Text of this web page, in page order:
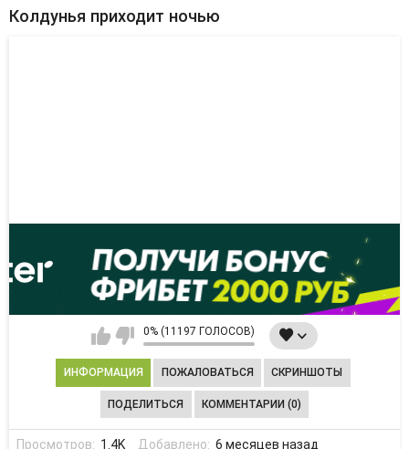
Колдунья приходит ночью
0% (11197 ГОЛОСОВ)
ИНФОРМАЦИЯ ПОЖАЛОВАТЬСЯ СКРИНШОТЫ
ПОДЕЛИТЬСЯ КОММЕНТАРИИ (0)
Просмотров: 1.4K Добавлено: 6 месяцев назад